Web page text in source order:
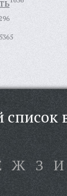
5365
Ж З И